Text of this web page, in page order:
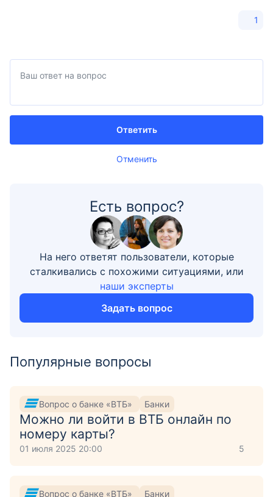
1
Отменить
Ответить
Есть вопрос?
На него ответят пользователи, которые
сталкивались с похожими ситуациями, или
наши эксперты
Задать вопрос
Популярные вопросы
Вопрос о банке «ВТБ» Банки
Можно ли войти в ВТБ онлайн по
номеру карты?
01 июля 2025 20:00 5
Вопрос о банке «ВТБ» Банки